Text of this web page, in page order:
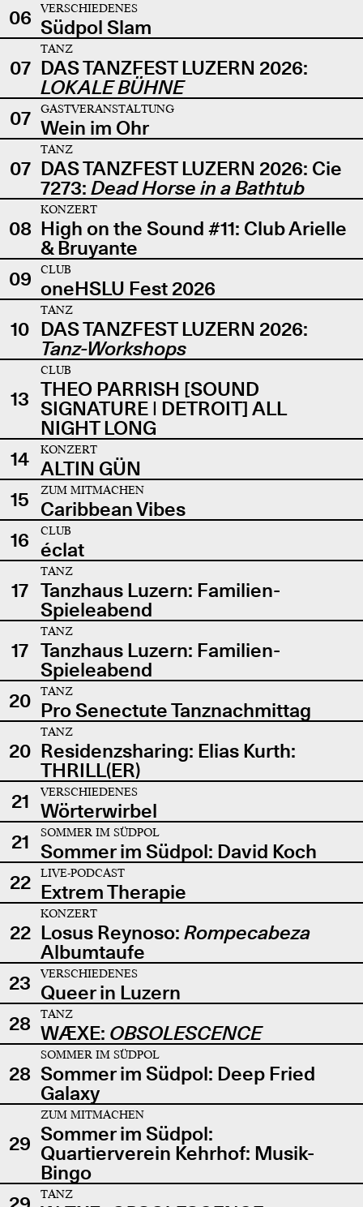
06
VERSCHIEDENES
Südpol Slam
07
TANZ
DAS TANZFEST LUZERN 2026:
LOKALE BÜHNE
07
GASTVERANSTALTUNG
Wein im Ohr
07
TANZ
DAS TANZFEST LUZERN 2026: Cie
7273: Dead Horse in a Bathtub
08
KONZERT
High on the Sound #11: Club Arielle
& Bruyante
09
CLUB
oneHSLU Fest 2026
10
TANZ
DAS TANZFEST LUZERN 2026:
Tanz-Workshops
13
CLUB
THEO PARRISH [SOUND
SIGNATURE | DETROIT] ALL
NIGHT LONG
14
KONZERT
ALTIN GÜN
15
ZUM MITMACHEN
Caribbean Vibes
16
CLUB
éclat
17
TANZ
Tanzhaus Luzern: Familien-
Spieleabend
17
TANZ
Tanzhaus Luzern: Familien-
Spieleabend
20
TANZ
Pro Senectute Tanznachmittag
20
TANZ
Residenzsharing: Elias Kurth:
THRILL(ER)
21
VERSCHIEDENES
Wörterwirbel
21
SOMMER IM SÜDPOL
Sommer im Südpol: David Koch
22
LIVE-PODCAST
Extrem Therapie
22
KONZERT
Losus Reynoso: Rompecabeza
Albumtaufe
23
VERSCHIEDENES
Queer in Luzern
28
TANZ
WÆXE: OBSOLESCENCE
28
SOMMER IM SÜDPOL
Sommer im Südpol: Deep Fried
Galaxy
29
ZUM MITMACHEN
Sommer im Südpol:
Quartierverein Kehrhof: Musik-
Bingo
TANZ